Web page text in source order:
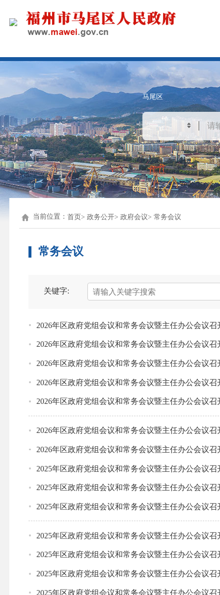
马尾区
当前位置：首页 政务公开 政府会议 常务会议
常务会议
关键字:
2026年区政府党组会议和常务会议暨主任办公会议召
2026年区政府党组会议和常务会议暨主任办公会议召
2026年区政府党组会议和常务会议暨主任办公会议召
2026年区政府党组会议和常务会议暨主任办公会议召
2026年区政府党组会议和常务会议暨主任办公会议召
2026年区政府党组会议和常务会议暨主任办公会议召
2026年区政府党组会议和常务会议暨主任办公会议召
2025年区政府党组会议和常务会议暨主任办公会议召
2025年区政府党组会议和常务会议暨主任办公会议召
2025年区政府党组会议和常务会议暨主任办公会议召
2025年区政府党组会议和常务会议暨主任办公会议召
2025年区政府党组会议和常务会议暨主任办公会议召
2025年区政府党组会议和常务会议暨主任办公会议召
2025年区政府党组会议和常务会议暨主任办公会议召